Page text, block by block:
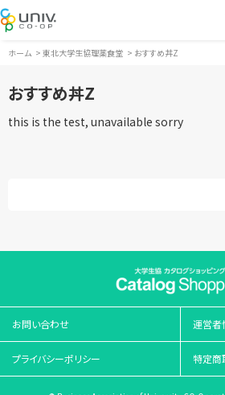
ホーム > 東北大学生協理薬食堂 > おすすめ丼Z
おすすめ丼Z
this is the test, unavailable sorry
お問い合わせ 運営者
プライバシーポリシー 特定商